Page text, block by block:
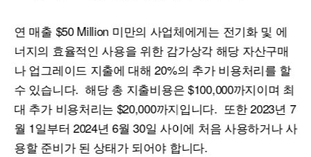
연 매출 $50 Million 미만의 사업체에게는 전기화 및 에
너지의 효율적인 사용을 위한 감가상각 해당 자산구매
나 업그레이드 지출에 대해 20%의 추가 비용처리를 할
수 있습니다. 해당 총 지출비용은 $100,000까지이며 최
대 추가 비용처리는 $20,000까지입니다. 또한 2023년 7
월 1일부터 2024년 6월 30일 사이에 처음 사용하거나 사
용할 준비가 된 상태가 되어야 합니다.